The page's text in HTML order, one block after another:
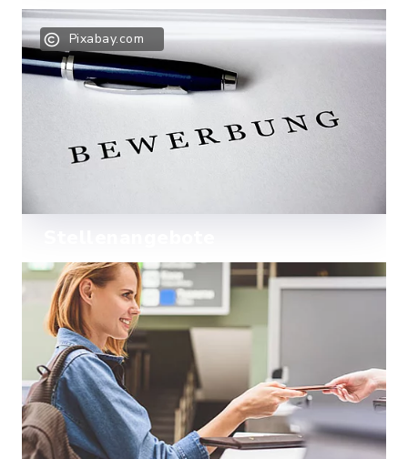
Mehr lesen
Pixabay.com
Mehr lesen